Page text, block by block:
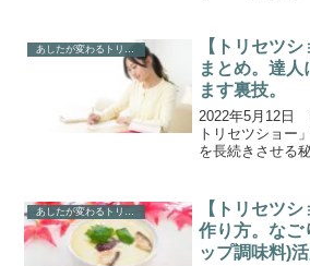
くいただく取説
リウムなど栄...
【トリセツ
まとめ。達
ます裏技。
2022年5月12日
トリセツショー
を長続きさせる
除や勉強など、
裏ワザです。...
あしたが変わるトリセツショー
【トリセツ
作り方。なご
ップ調味料)